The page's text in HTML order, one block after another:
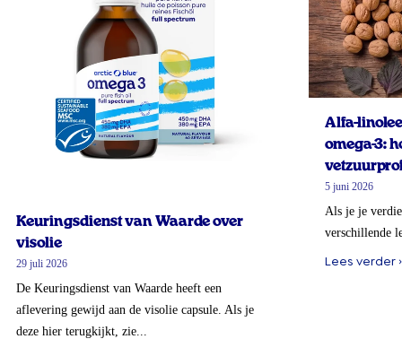
Keuringsdienst van Waarde over
visolie
29 juli 2026
De Keuringsdienst van Waarde heeft een
aflevering gewijd aan de visolie capsule. Als je
deze hier terugkijkt, zie...
Alfa-
omega-3:
5 juni 2026
Als je je
verschillende
Lees verder ›